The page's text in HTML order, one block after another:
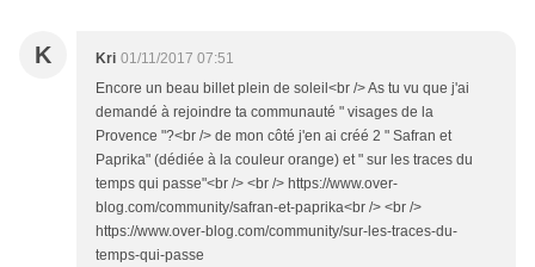
K Kri 01/11/2017 07:51
Encore un beau billet plein de soleil<br /> As tu vu que j'ai
demandé à rejoindre ta communauté " visages de la
Provence "?<br /> de mon côté j'en ai créé 2 " Safran et
Paprika" (dédiée à la couleur orange) et " sur les traces du
temps qui passe"<br /> <br /> https://www.over-
blog.com/community/safran-et-paprika<br /> <br />
https://www.over-blog.com/community/sur-les-traces-du-
temps-qui-passe